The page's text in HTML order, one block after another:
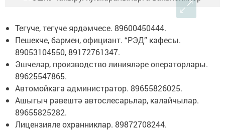
Тегүче, тегүче ярдәмчесе. 89600450444.
Пешекче, бармен, официант. “РЭД” кафесы.
89053104550, 89172761347.
Эшчеләр, производство линияләре операторлары.
89625547865.
Автомойкага администратор. 89655826025.
Ашыгыч рәвештә автослесарьлар, калайчылар.
89655825282.
Лицензияле охранниклар. 89872708244.